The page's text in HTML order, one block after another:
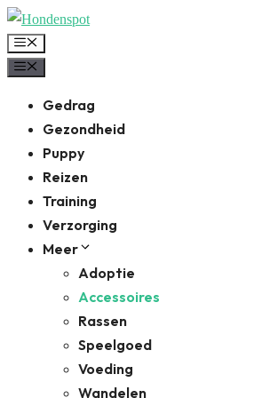
Ga
naar
de
Menu
Gedrag
Gezondheid
Puppy
Reizen
Training
Verzorging
Meer
Adoptie
Accessoires
Rassen
Speelgoed
Voeding
Wandelen